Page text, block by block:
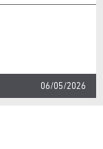
06/05/2026